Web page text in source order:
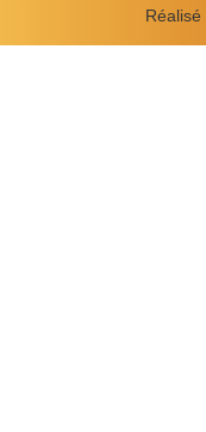
Réal­isé